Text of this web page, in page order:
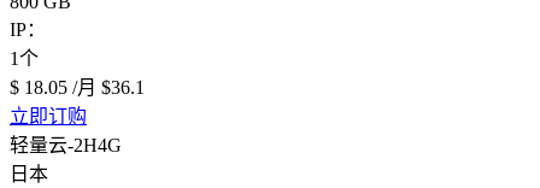
IP：
1个
$ 18.05 /月 $36.1
立即订购
轻量云-2H4G
日本